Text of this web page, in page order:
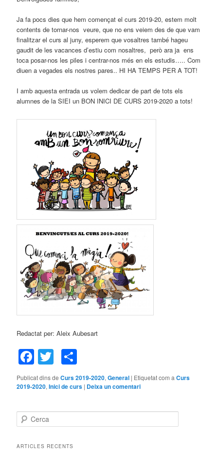
Ja fa pocs dies que hem començat el curs 2019-20, estem molt
contents de tornar-nos veure, que no ens veiem des de que vam
finalitzar el curs al juny, esperem que vosaltres també hageu
gaudit de les vacances d’estiu com nosaltres, però ara ja ens
toca posar-nos les piles i centrar-nos més en els estudis….. Com
diuen a vegades els nostres pares.. HI HA TEMPS PER A TOT!
I amb aquesta entrada us volem dedicar de part de tots els
alumnes de la SIEI un BON INICI DE CURS 2019-2020 a tots!
Redactat per: Aleix Aubesart
Facebook
Twitter
Publicat dins de Curs 2019-2020,General | Etiquetat com a Curs
2019-2020,Inici de curs | Deixa un comentari
e
c
ARTICLES RECENTS